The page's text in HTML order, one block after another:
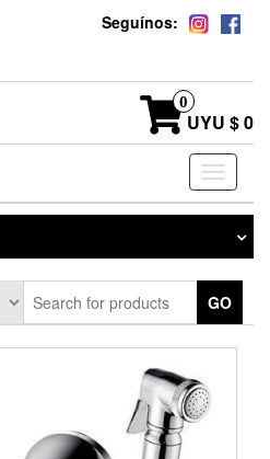
Seguínos:
0
UYU $ 0
Toggle
GO